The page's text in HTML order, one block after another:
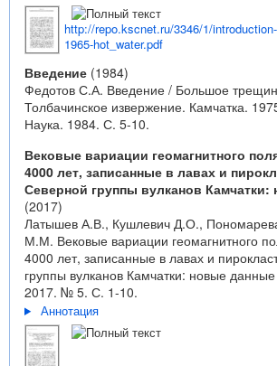
http://repo.kscnet.ru/3346/1/introduction-
1965-hot_water.pdf
Введение (1984)
Федотов С.А. Введение / Большое
Толбачинское извержение. Камчатка.
Наука. 1984. С. 5-10.
Вековые вариации геомагнитного
4000 лет, записанные в лавах и
Северной группы вулканов
(2017)
Латышев А.В., Кушлевич Д.О.,
М.М. Вековые вариации геомагнитного
4000 лет, записанные в лавах и
группы вулканов Камчатки: новые
2017. № 5. С. 1-10.
Аннотация